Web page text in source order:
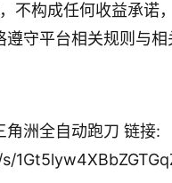
不构成任何收益承诺
遵守平台相关规则与
洲全自动跑刀 链接: